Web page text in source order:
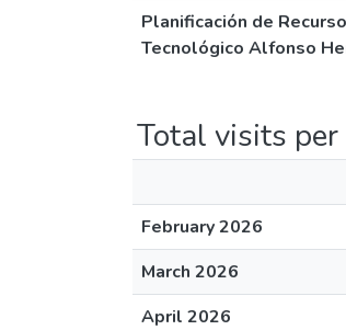
Planificación de
Tecnológico Alfonso
Total visits
February 2026
March 2026
April 2026